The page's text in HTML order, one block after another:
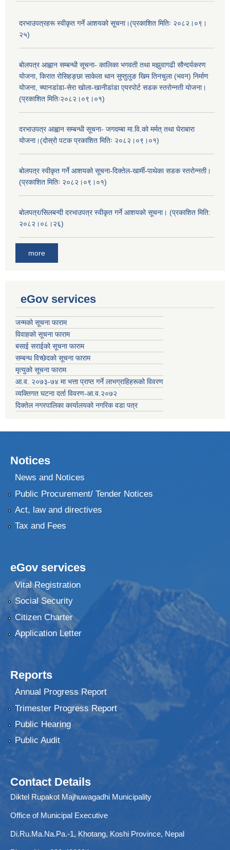
दरभाउपत्रहरू स्वीकृत गर्ने आशयको सूचना।(प्रकाशित मितिः २०८२।०९।
२५)
बोलपत्र आह्वान सम्बन्धी सूचना- कालिका भगवती तथा मझुवागढी सौन्दर्यकरण
योजना, किरात रोसिहङ्छा साकेला थान सुप्तुलुङ खिम तिनचुला (भवन) निर्माण
योजना, च्यानडांडा-सेरा खोला-खानीडांडा एयरपोर्ट सडक स्तरोन्नती योजना।
(प्रकाशित मितिः२०८२।०९।०१)
दरभाउपत्र आह्वान सम्बन्धी सूचना- जगदम्बा मा.वि.को मर्मत् तथा घेराबारा
योजना।(दोस्रो पटक प्रकाशित मितिः २०८२।०९।०१)
बोलपत्र स्वीकृत गर्ने आशयको सूचना-दिक्तेल-खार्मी-पाथेका सडक स्तरोन्नती।
(प्रकाशित मितिः २०८२।०९।०१)
बोलपत्र/सिलबन्दी दरभाउपत्र स्वीकृत गर्ने आशयको सूचना। (प्रकाशित मिति:
२०८२।०८।२६)
more
eGov services
जन्मको सूचना फाराम
विवाहको सूचना फाराम
बसाई सराईको सूचना फाराम
सम्बन्ध विच्छेदको सूचना फाराम
मृत्युको सूचना फाराम
आ.व. २०७३-७४ मा भत्ता प्राप्त गर्ने लाभग्राहिहरूको विवरण
व्यक्तिगत घटना दर्ता विवरण-आ.व.२०७२
दिक्तेल नगरपालिका कार्यालयको नगरिक वडा पत्र
Notices
News and Notices
Public Procurement/ Tender Notices
Act, law and directives
Tax and Fees
eGov services
Vital Registration
Social Security
Citizen Charter
Application Letter
Reports
Annual Progress Report
Trimester Progress Report
Public Hearing
Public Audit
Contact Details
Diktel Rupakot Majhuwagadhi Municipality
Office of Municipal Executive
Di.Ru.Ma.Na.Pa.-1, Khotang, Koshi Province, Nepal